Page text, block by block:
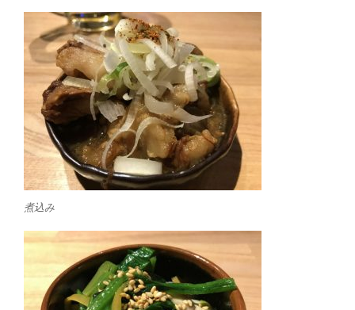
煮込み